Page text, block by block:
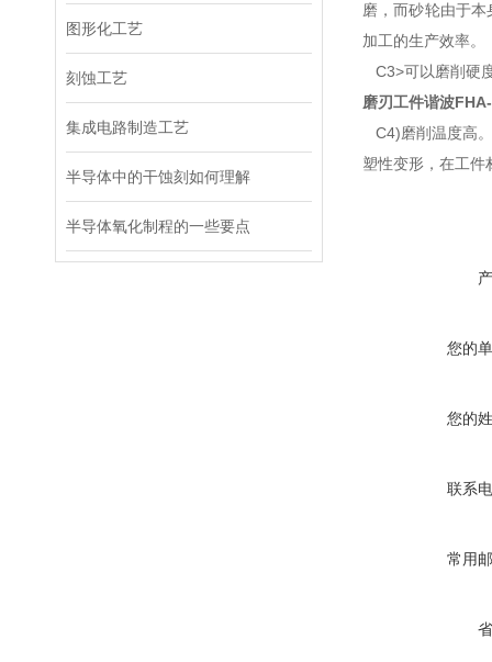
图形化工艺
刻蚀工艺
集成电路制造工艺
半导体中的干蚀刻如何理解
半导体氧化制程的一些要点
磨，而砂轮由于
加工的生产效率。
C3>可以磨削硬
磨刃工件谐波
C4)磨削温度高
塑性变形，在工件
您的
您的
联系
常用